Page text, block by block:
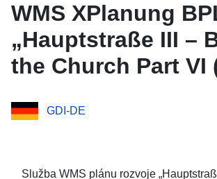
WMS XPlanung
„Hauptstraße III –
the Church Part VI
site)“
kostelem část VI
GDI-DE
Služba WMS plánu rozvoje